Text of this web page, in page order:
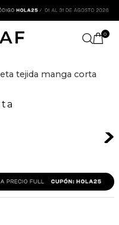
0
tejida manga corta